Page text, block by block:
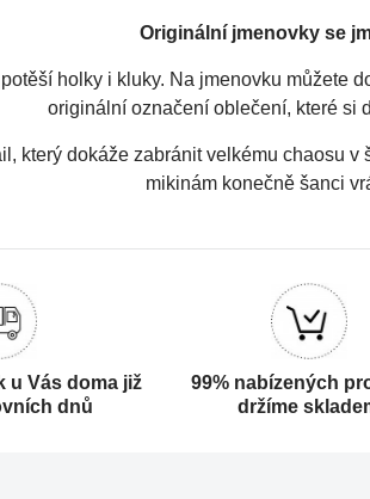
Originální jmenovky se
holky i kluky. Na jmenovku můžete
originální označení oblečení, které si
který dokáže zabránit velkému chaosu
mikinám konečně šanci
u Vás doma již
dnů
99% nabízených
držíme